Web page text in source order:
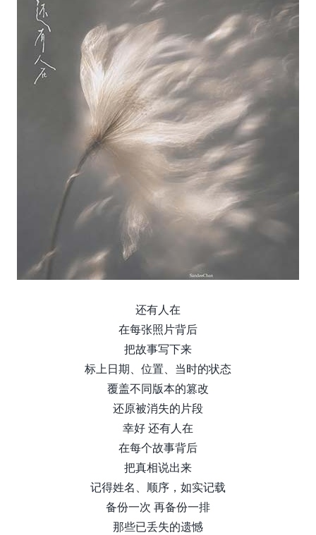
还有人在
在每张照片背后
把故事写下来
标上日期、位置、当时的状态
覆盖不同版本的篡改
还原被消失的片段
幸好 还有人在
在每个故事背后
把真相说出来
记得姓名、顺序，如实记载
备份一次 再备份一排
那些已丢失的遗憾